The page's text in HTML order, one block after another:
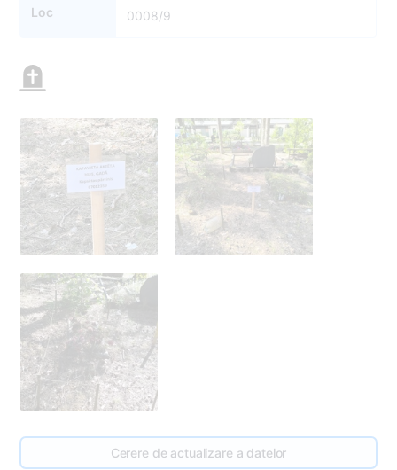
Loc 0008/9
Cerere de actualizare a datelor